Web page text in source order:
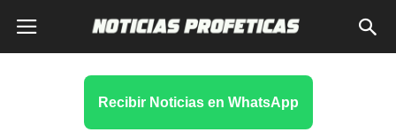
Recibir Noticias en WhatsApp